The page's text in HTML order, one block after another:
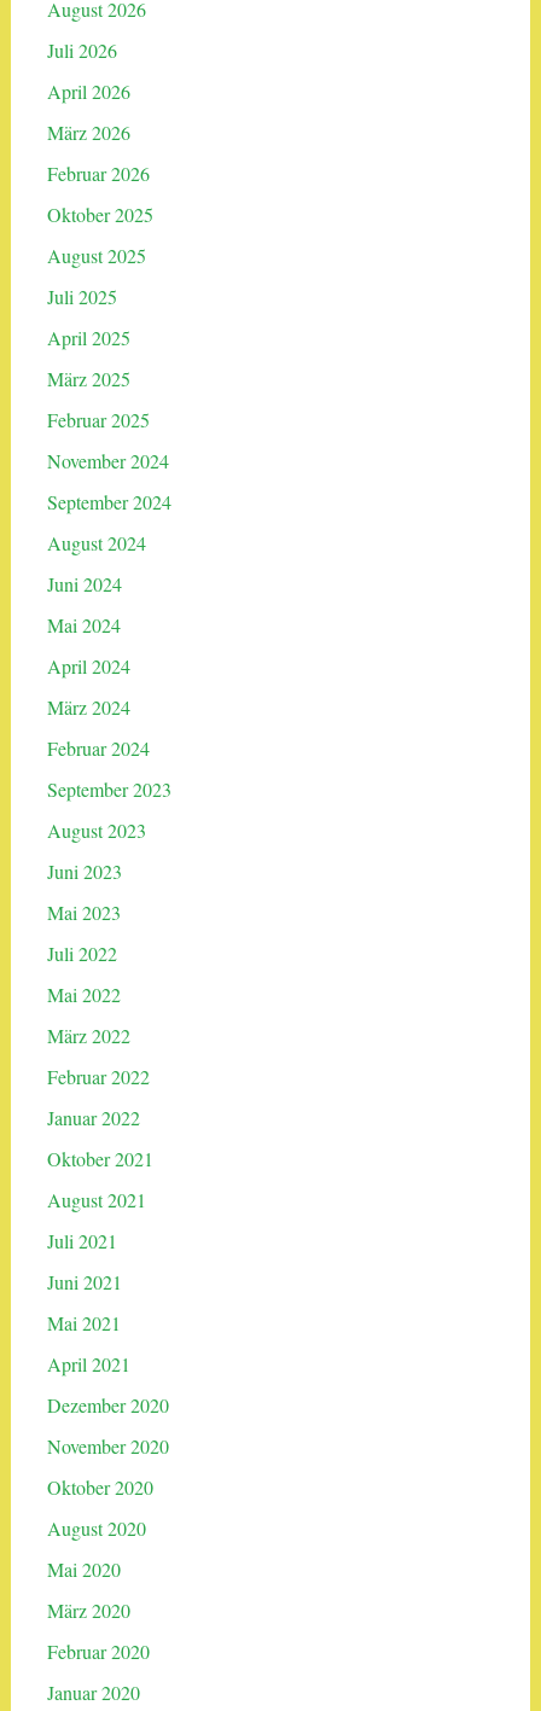
August 2026
Juli 2026
April 2026
März 2026
Februar 2026
Oktober 2025
August 2025
Juli 2025
April 2025
März 2025
Februar 2025
November 2024
September 2024
August 2024
Juni 2024
Mai 2024
April 2024
März 2024
Februar 2024
September 2023
August 2023
Juni 2023
Mai 2023
Juli 2022
Mai 2022
März 2022
Februar 2022
Januar 2022
Oktober 2021
August 2021
Juli 2021
Juni 2021
Mai 2021
April 2021
Dezember 2020
November 2020
Oktober 2020
August 2020
Mai 2020
März 2020
Februar 2020
Januar 2020